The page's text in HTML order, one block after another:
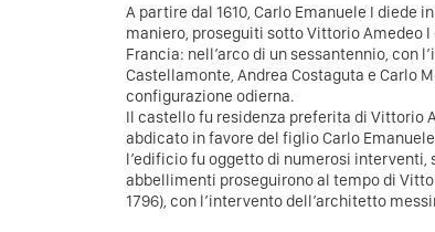
A partire dal 1610, Carlo Emanuele I diede
maniero, proseguiti sotto Vittorio Amedeo
Francia: nell’arco di un sessantennio, con
Castellamonte, Andrea Costaguta e Carlo
configurazione odierna.
Il castello fu residenza preferita di Vittorio
abdicato in favore del figlio Carlo
l’edificio fu oggetto di numerosi
abbellimenti proseguirono al tempo di
1796), con l’intervento dell’architetto